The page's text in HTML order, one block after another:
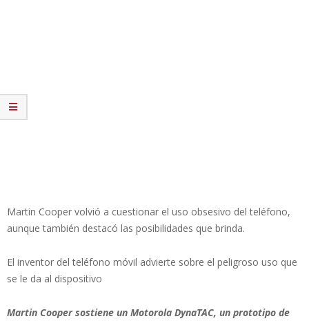
Martin Cooper volvió a cuestionar el uso obsesivo del teléfono,
aunque también destacó las posibilidades que brinda.
El inventor del teléfono móvil advierte sobre el peligroso uso que
se le da al dispositivo
Martin Cooper sostiene un Motorola DynaTAC, un prototipo de